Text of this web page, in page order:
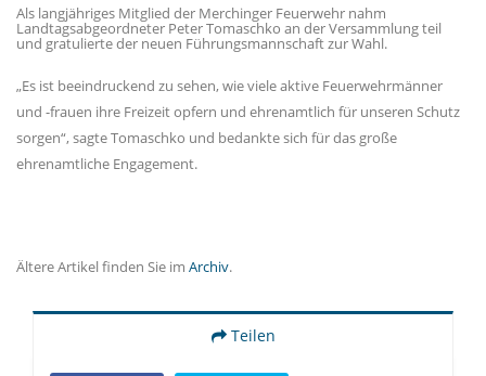
Als langjähriges Mitglied der Merchinger Feuerwehr nahm
Landtagsabgeordneter Peter Tomaschko an der Versammlung teil
und gratulierte der neuen Führungsmannschaft zur Wahl.
Es ist beeindruckend zu sehen, wie viele aktive Feuerwehrmänner
und -frauen ihre Freizeit opfern und ehrenamtlich für unseren Schutz
sorgen“, sagte Tomaschko und bedankte sich für das große
ehrenamtliche Engagement.
Ältere Artikel finden Sie im Archiv.
Teilen